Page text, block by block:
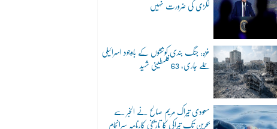
لکڑی کی ضرورت نہیں
غزہ: جنگ بندی کوششوں کے باوجود اسرائیلی
حملے جاری، 63 فلسطینی شہید
سعودی تیراک مریم صالح نے الخبر سے
بحرین تک تیراکی کا تاریخی کارنامہ سرانجام